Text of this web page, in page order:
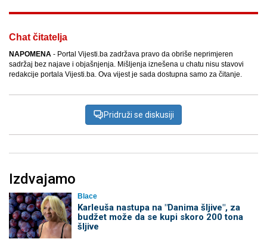
Chat čitatelja
NAPOMENA - Portal Vijesti.ba zadržava pravo da obriše neprimjeren
sadržaj bez najave i objašnjenja. Mišljenja iznešena u chatu nisu stavovi
redakcije portala Vijesti.ba. Ova vijest je sada dostupna samo za čitanje.
Pridruži se diskusiji
Izdvajamo
Blace
Karleuša nastupa na "Danima šljive", za
budžet može da se kupi skoro 200 tona
šljive